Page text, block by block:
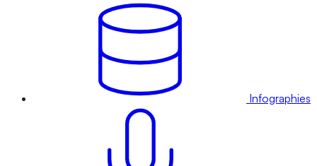
Infographies